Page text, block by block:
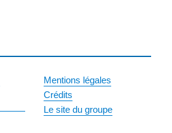
Mentions légales
Crédits
Le site du groupe